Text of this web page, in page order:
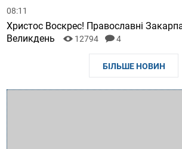
08:11
Христос Воскрес! Православні
Великдень
12794 4
БІЛЬШЕ НОВИН